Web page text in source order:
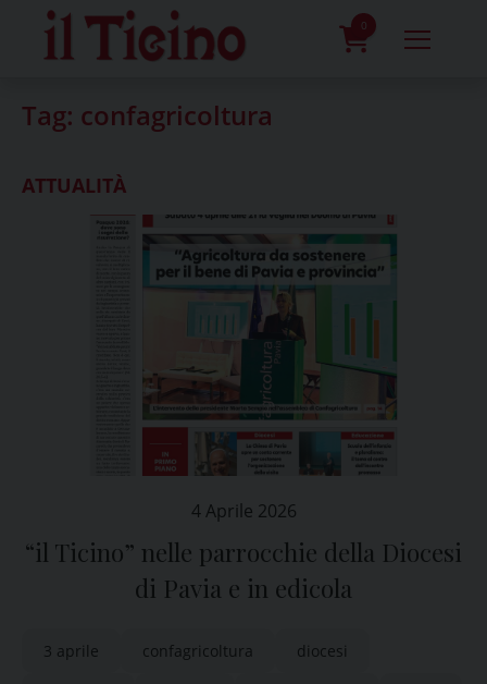
content
0
Tag: confagricoltura
ATTUALITÀ
4 Aprile 2026
“il Ticino” nelle parrocchie della Diocesi
di Pavia e in edicola
3 aprile confagricoltura diocesi